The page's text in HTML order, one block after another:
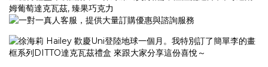
07
6
4
3
日
:
06
5
3
2
時
:
3
1
0
7
5
4
分
04
2
1
秒